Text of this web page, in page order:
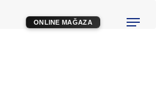
ONLINE MAĞAZA
Menu